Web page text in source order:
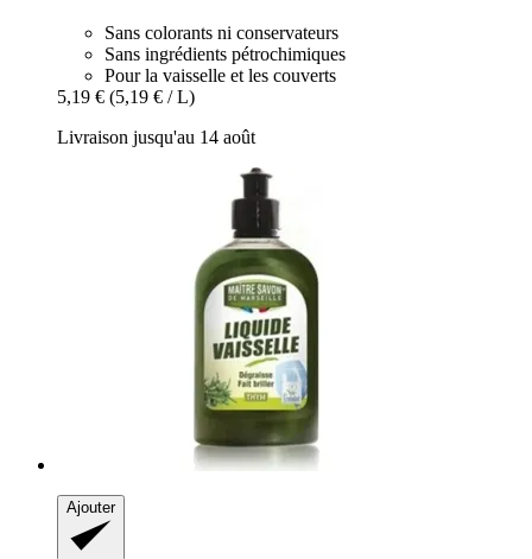
Sans colorants ni conservateurs
Sans ingrédients pétrochimiques
Pour la vaisselle et les couverts
5,19 € (5,19 € / L)
Livraison jusqu'au 14 août
Ajouter